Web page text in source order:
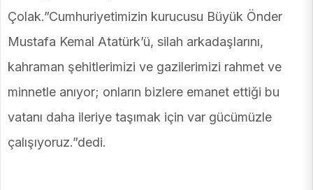
Çolak.”Cumhuriyetimizin kurucusu Büyük Önder
Mustafa Kemal Atatürk’ü, silah arkadaşlarını,
kahraman şehitlerimizi ve gazilerimizi rahmet ve
minnetle anıyor; onların bizlere emanet ettiği bu
vatanı daha ileriye taşımak için var gücümüzle
çalışıyoruz.”dedi.